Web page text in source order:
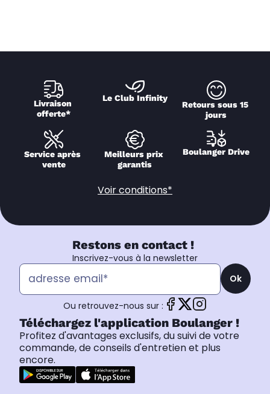
Livraison
offerte*
Le Club Infinity
Retours sous 15
jours
Service après
vente
Meilleurs prix
garantis
Boulanger Drive
Voir conditions*
Restons en contact !
Inscrivez-vous à la newsletter
Ok
Ou retrouvez-nous sur :
Téléchargez l'application Boulanger !
Profitez d'avantages exclusifs, du suivi de votre
commande, de conseils d'entretien et plus
encore.